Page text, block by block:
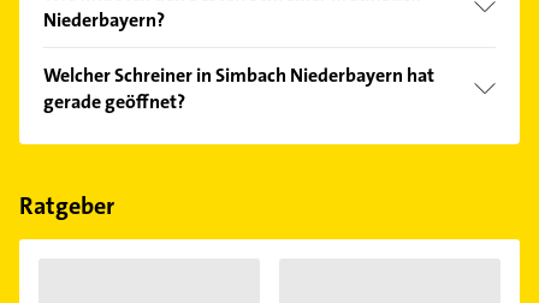
Niederbayern?
Kundenmeinungen und profitieren Sie von den
Empfehlungen. Die Suchergebnisse können Sie sich
einfach nachBewertungensortiert anzeigen lassen.
Welcher Schreiner in Simbach Niederbayern hat
gerade geöffnet?
Im Anbieter-Bereich finden Sie alleÖffnungszeiten.
Feiertagen abweichen können.
Ratgeber